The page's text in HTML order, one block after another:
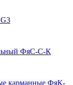
ФяС-С-К
карманные ФяК-